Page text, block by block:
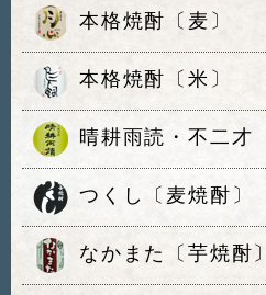
本格焼酎〔麦〕
本格焼酎〔米〕
晴耕雨読・不二才
つくし〔麦焼酎〕
なかまた〔芋焼酎〕